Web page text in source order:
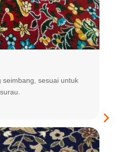
seimbang, sesuai untuk